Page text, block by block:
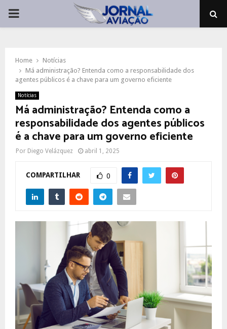
PRIMARY
Home
Notícias
Má administração? Entenda como a responsabilidade dos
agentes públicos é a chave para um governo eficiente
Notícias
Má administração? Entenda como a
responsabilidade dos agentes públicos
é a chave para um governo eficiente
Por Diego Velázquez abril 1, 2025
COMPARTILHAR 0